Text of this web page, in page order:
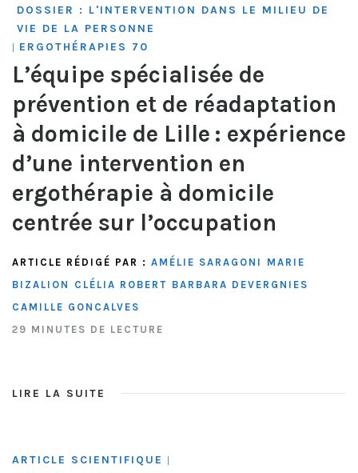
DOSSIER : L'INTERVENTION DANS LE MILIEU DE
VIE DE LA PERSONNE
| ERGOTHÉRAPIES 70
L’équipe spécialisée de
prévention et de réadaptation
à domicile de Lille : expérience
d’une intervention en
ergothérapie à domicile
centrée sur l’occupation
ARTICLE RÉDIGÉ PAR : AMÉLIE SARAGONI
MARIE
BIZALION
CLÉLIA ROBERT BARBARA DEVERGNIES
CAMILLE GONCALVES
29 MINUTES DE LECTURE
LIRE LA SUITE
ARTICLE SCIENTIFIQUE |